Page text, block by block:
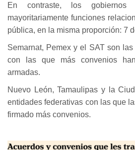
En contraste, los gobiernos
mayoritariamente funciones
pública, en la misma proporción: 7
Semarnat, Pemex y el SAT son
con las que más convenios
armadas.
Nuevo León, Tamaulipas y la
entidades federativas con las que
firmado más convenios.